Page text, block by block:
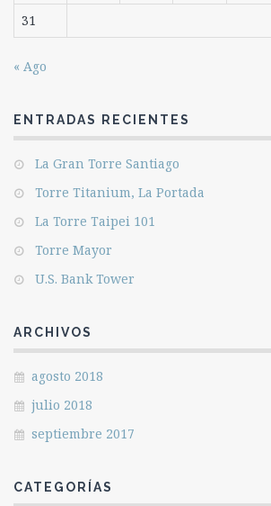
31
« Ago
ENTRADAS RECIENTES
La Gran Torre Santiago
Torre Titanium, La Portada
La Torre Taipei 101
Torre Mayor
U.S. Bank Tower
ARCHIVOS
agosto 2018
julio 2018
septiembre 2017
CATEGORÍAS